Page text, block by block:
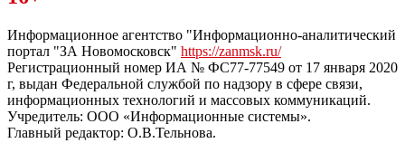
“ЗаНовомосковск”
Информационное агентство "Информационно-аналитический
портал "ЗА Новомосковск" https://zanmsk.ru/
Регистрационный номер ИА № ФС77-77549 от 17 января 2020
г, выдан Федеральной службой по надзору в сфере связи,
информационных технологий и массовых коммуникаций.
Учредитель: ООО «Информационные системы».
Главный редактор: О.В.Тельнова.